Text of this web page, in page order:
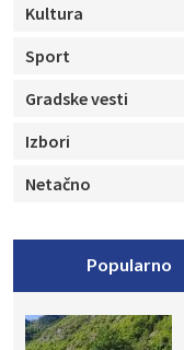
Kultura
Sport
Gradske vesti
Izbori
Netačno
Popularno